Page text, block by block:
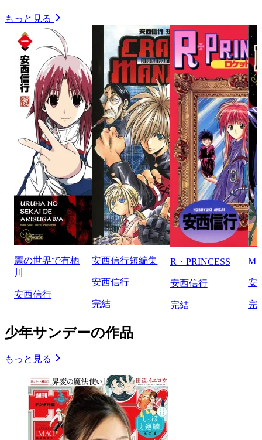
もっと見る
麗の世界で有栖
川
安西信行
安西信行短編集
安西信行
完結
R・PRINCESS
安西信行
完結
安
完
少年サンデーの作品
もっと見る